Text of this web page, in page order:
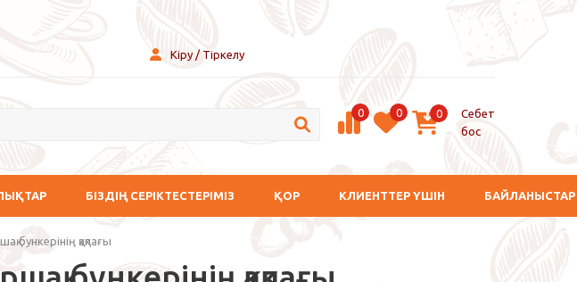
Кіру / Тіркелу
0 0 0
Себет
бос
БІЗДІҢ СЕРІКТЕСТЕРІМІЗ ҚОР КЛИЕНТТЕР ҮШІН БАЙЛАНЫСТАР
бункерінің қақпағы